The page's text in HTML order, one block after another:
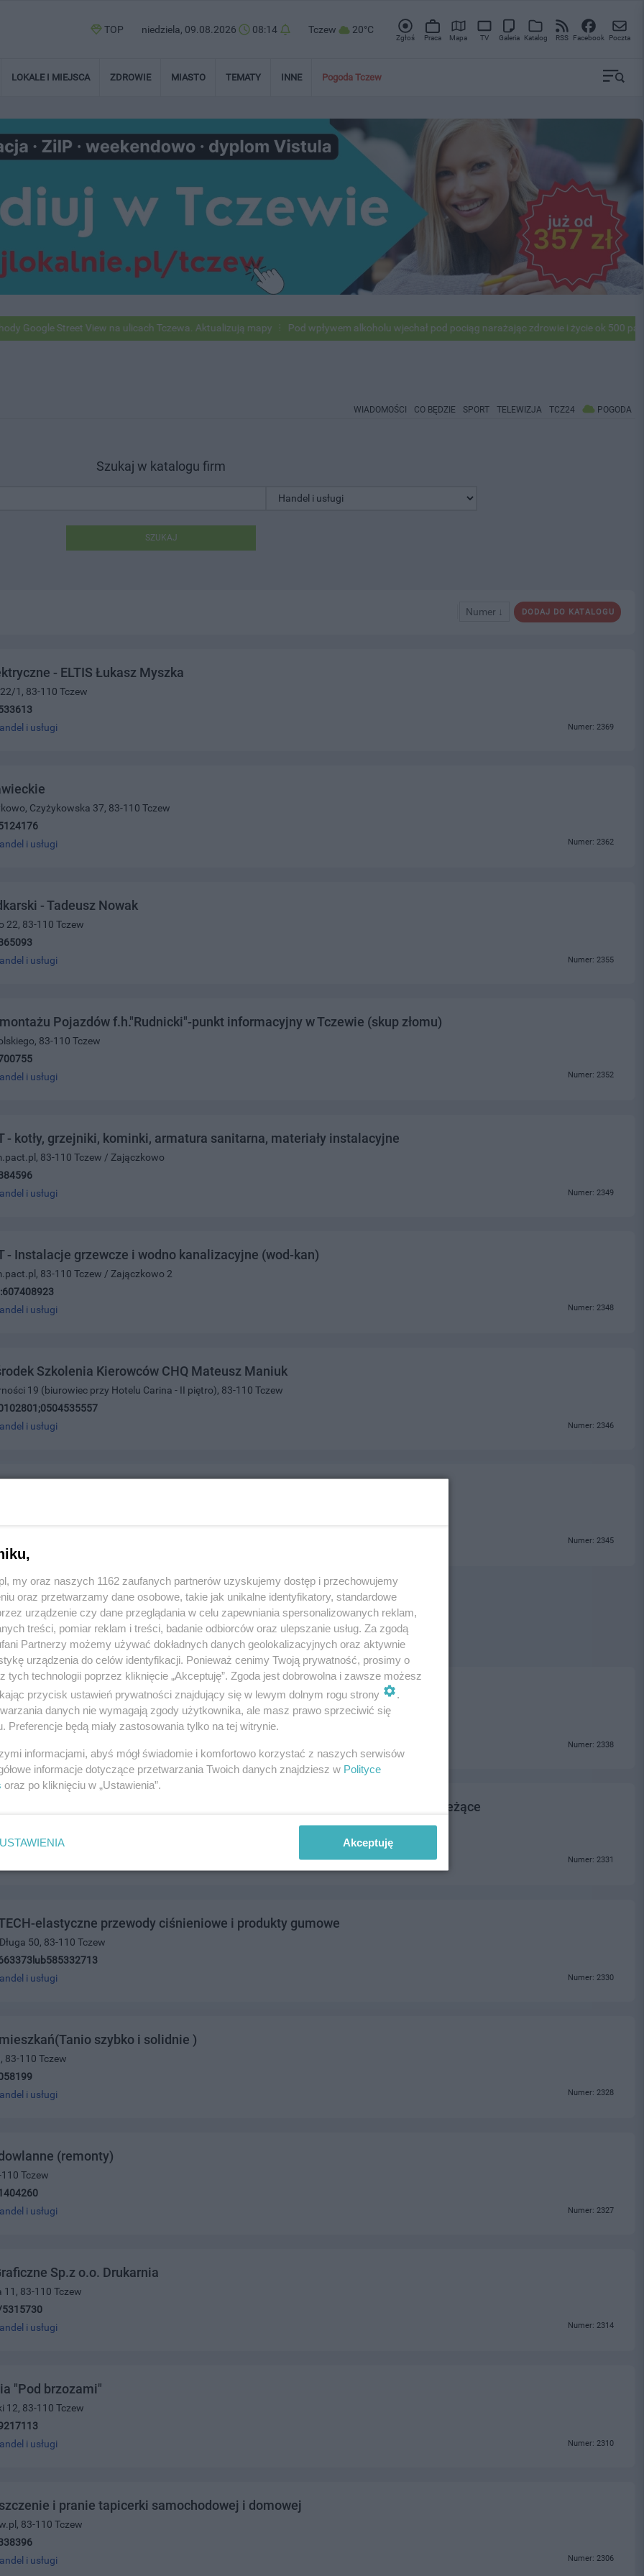
TOP niedziela, 09.08.2026 08:14 Tczew 20°C
Zgłoś Praca Mapa TV Galeria Katalog RSS Facebook Poczta
LOKALE I MIEJSCA ZDROWIE MIASTO TEMATY INNE Pogoda Tczew
Street View na ulicach Tczewa. Aktualizują mapy Pod wpływem alkoholu wjechał pod pociąg narażając zdrowie i życie ok 500
WIADOMOŚCI CO BĘDZIE SPORT TELEWIZJA TCZ24 POGODA
Szukaj w katalogu firm
SZUKAJ
DODAJ DO KATALOGU
Numer ↓
- ELTIS Łukasz Myszka
1, 83-110 Tczew
i usługi Numer: 2369
Czyżykowska 37, 83-110 Tczew
i usługi Numer: 2362
- Tadeusz Nowak
22, 83-110 Tczew
i usługi Numer: 2355
Pojazdów f.h."Rudnicki"-punkt informacyjny w Tczewie (skup złomu)
83-110 Tczew
i usługi Numer: 2352
- kotły, grzejniki, kominki, armatura sanitarna, materiały instalacyjne
83-110 Tczew / Zajączkowo
i usługi Numer: 2349
- Instalacje grzewcze i wodno kanalizacyjne (wod-kan)
83-110 Tczew / Zajączkowo 2
i usługi Numer: 2348
Szkolenia Kierowców CHQ Mateusz Maniuk
19 (biurowiec przy Hotelu Carina - II piętro), 83-110 Tczew
i usługi Numer: 2346
1, 83-110 Tczew
Numer: 2345
- usługi elektryczne
12, 83-110 Tczew
Numer: 2338
24H Sam. osobowe, dostawcze i ciężarowe. Naprawy eksploatacyjne i bieżące
Numer: 2331
elastyczne przewody ciśnieniowe i produkty gumowe
50, 83-110 Tczew
i usługi Numer: 2330
szybko i solidnie )
83-110 Tczew
i usługi Numer: 2328
(remonty)
Tczew
i usługi Numer: 2327
Sp.z o.o. Drukarnia
83-110 Tczew
i usługi Numer: 2314
"Pod brzozami"
12, 83-110 Tczew
i usługi Numer: 2310
i pranie tapicerki samochodowej i domowej
83-110 Tczew
i usługi Numer: 2306
my oraz naszych 1162 zaufanych partnerów uzyskujemy dostęp i przechowujemy
oraz przetwarzamy dane osobowe, takie jak unikalne identyfikatory, standardowe
urządzenie czy dane przeglądania w celu zapewniania spersonalizowanych reklam,
treści, pomiar reklam i treści, badanie odbiorców oraz ulepszanie usług. Za zgodą
Partnerzy możemy używać dokładnych danych geolokalizacyjnych oraz aktywnie
urządzenia do celów identyfikacji. Ponieważ cenimy Twoją prywatność, prosimy o
tych technologii poprzez kliknięcie „Akceptuję”. Zgoda jest dobrowolna i zawsze możesz
przycisk ustawień prywatności znajdujący się w lewym dolnym rogu strony
.
danych nie wymagają zgody użytkownika, ale masz prawo sprzeciwić się
Preferencje będą miały zastosowania tylko na tej witrynie.
informacjami, abyś mógł świadomie i komfortowo korzystać z naszych serwisów
informacje dotyczące przetwarzania Twoich danych znajdziesz w Polityce
oraz po kliknięciu w „Ustawienia”.
USTAWIENIA Akceptuję